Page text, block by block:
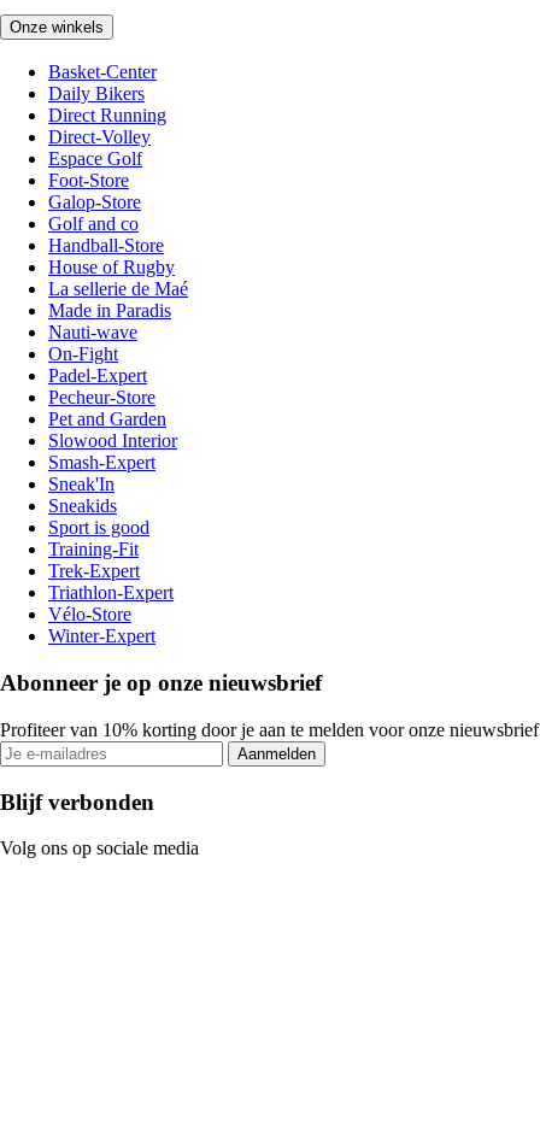
Onze winkels
Basket-Center
Daily Bikers
Direct Running
Direct-Volley
Espace Golf
Foot-Store
Galop-Store
Golf and co
Handball-Store
House of Rugby
La sellerie de Maé
Made in Paradis
Nauti-wave
On-Fight
Padel-Expert
Pecheur-Store
Pet and Garden
Slowood Interior
Smash-Expert
Sneak'In
Sneakids
Sport is good
Training-Fit
Trek-Expert
Triathlon-Expert
Vélo-Store
Winter-Expert
Abonneer je op onze nieuwsbrief
Profiteer van 10% korting door je aan te melden voor onze nieuwsbrief
Aanmelden
Blijf verbonden
Volg ons op sociale media